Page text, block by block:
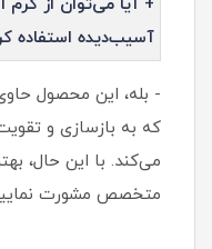
+ آیا می‌توان از
آسیب‌دیده استفاده
- بله، این محصول
که به بازسازی و
می‌کند. با این حال،
متخصص مشورت